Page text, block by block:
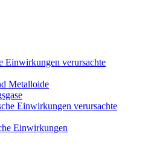
Einwirkungen verursachte
Metalloide
Einwirkungen verursachte
Einwirkungen